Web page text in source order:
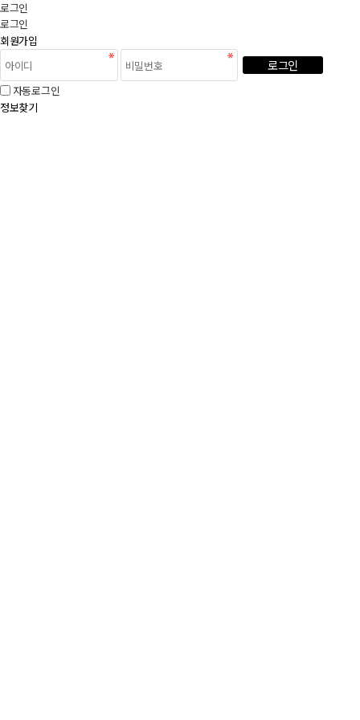
로그인
로그인
회원가입
로그인
자동로그인
정보찾기